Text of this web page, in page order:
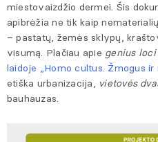
miestovaizdžio dermei. Šis
apibrėžia ne tik kaip
– pastatų, žemės sklypų,
visumą. Plačiau apie genius loci
laidoje „Homo cultus. Žmogus ir
etiška urbanizacija, vietovės
bauhauzas.